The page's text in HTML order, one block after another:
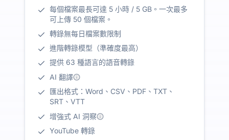
每個檔案最長可達 5 小時 / 5 GB。一次最多
可上傳 50 個檔案。
轉錄無每日檔案數限制
進階轉錄模型（準確度最高）
提供 63 種語言的語音轉錄
AI 翻譯
匯出格式：Word、CSV、PDF、TXT、
SRT、VTT
增強式 AI 洞察
YouTube 轉錄